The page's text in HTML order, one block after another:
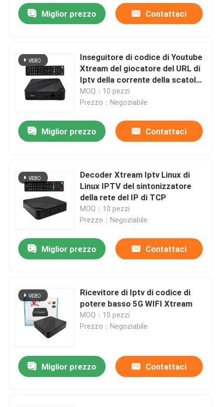
Fatory Tour
Controllo di qualità
Contattaci
Richiedere un preventivo
Decoder di DVBC
Scatola superiore di set di cavi
Decoder Mpeg4
Scatola di Linux IPTV
Ricevitore DVB-C
Decoder HD HEVC
Miglior prezzo Contattaci
Inseguitore di codice di Youtube
Xtream del giocatore del URL di
Iptv della corrente della scatola
del UDP HLS Linux Iptv
MOQ：10 pezzi
Prezzo：Negoziabile
Miglior prezzo Contattaci
Decoder Xtream Iptv Linux di
Linux IPTV del sintonizzatore
della rete del IP di TCP
MOQ：10 pezzi
Prezzo：Negoziabile
Miglior prezzo Contattaci
Ricevitore di Iptv di codice di
potere basso 5G WIFI Xtream
MOQ：10 pezzi
Prezzo：Negoziabile
Miglior prezzo Contattaci